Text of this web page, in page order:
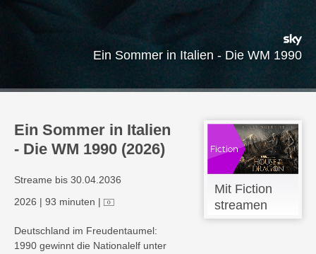
Ein Sommer in Italien - Die WM 1990
Ein Sommer in Italien
- Die WM 1990 (2026)
Streame bis 30.04.2036
2026 | 93 minuten |
Deutschland im Freudentaumel:
1990 gewinnt die Nationalelf unter
Mit Fiction
streamen